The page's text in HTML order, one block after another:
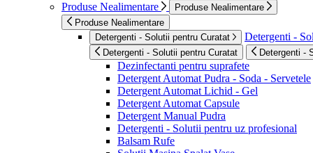
Produse Nealimentare
Produse Nealimentare
Produse Nealimentare
Detergenti - Solutii pentru Curatat
Detergenti -
Detergenti - Solutii pentru Curatat Detergenti -
Dezinfectanti pentru suprafete
Detergent Automat Pudra - Soda - Servetele
Detergent Automat Lichid - Gel
Detergent Automat Capsule
Detergent Manual Pudra
Detergenti - Solutii pentru uz profesional
Balsam Rufe